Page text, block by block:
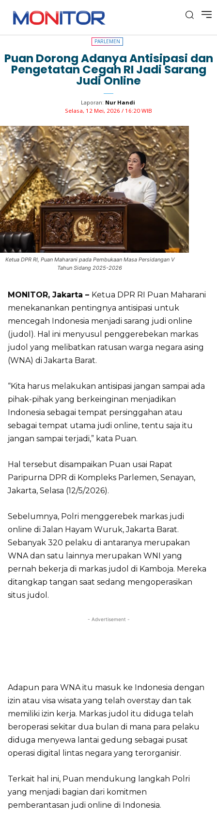
PARLEMEN
PARLEMEN
Puan Dorong Adanya Antisipasi dan
Pengetatan Cegah RI Jadi Sarang
Judi Online
Laporan: Nur Handi
Selasa, 12 Mei, 2026 / 16:20 WIB
Ketua DPR RI, Puan Maharani pada Pembukaan Masa Persidangan V
Tahun Sidang 2025-2026
MONITOR, Jakarta – Ketua DPR RI Puan Maharani
menekanankan pentingnya antisipasi untuk
mencegah Indonesia menjadi sarang judi online
(judol). Hal ini menyusul penggerebekan markas
judol yang melibatkan ratusan warga negara asing
(WNA) di Jakarta Barat.
“Kita harus melakukan antisipasi jangan sampai ada
pihak-pihak yang berkeinginan menjadikan
Indonesia sebagai tempat persinggahan atau
sebagai tempat utama judi online, tentu saja itu
jangan sampai terjadi,” kata Puan.
Hal tersebut disampaikan Puan usai Rapat
Paripurna DPR di Kompleks Parlemen, Senayan,
Jakarta, Selasa (12/5/2026).
Sebelumnya, Polri menggerebek markas judi
online di Jalan Hayam Wuruk, Jakarta Barat.
Sebanyak 320 pelaku di antaranya merupakan
WNA dan satu lainnya merupakan WNI yang
pernah bekerja di markas judol di Kamboja. Mereka
ditangkap tangan saat sedang mengoperasikan
situs judol.
- Advertisement -
Adapun para WNA itu masuk ke Indonesia dengan
izin atau visa wisata yang telah overstay dan tak
memiliki izin kerja. Markas judol itu diduga telah
beroperasi sekitar dua bulan di mana para pelaku
diduga menyewa lantai gedung sebagai pusat
operasi digital lintas negara yang terorganisir.
Terkait hal ini, Puan mendukung langkah Polri
yang menjadi bagian dari komitmen
pemberantasan judi online di Indonesia.